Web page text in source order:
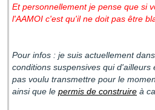
Et personnellement je pense que si
l'AAMOI c'est qu'il ne doit pas être
Pour infos : je suis actuellement
conditions suspensives qui d'ailleurs
pas voulu transmettre pour le
ainsi que le permis de construire à